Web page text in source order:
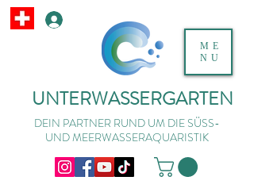
UNTERWASSERGARTEN
DEIN PARTNER RUND UM DIE SÜSS-
UND MEERWASSERAQUARISTIK
ME
NU